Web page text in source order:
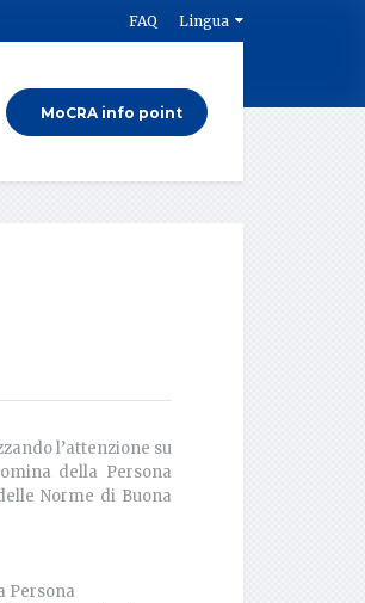
FAQ Lingua
MoCRA info point
l’attenzione su
della Persona
Norme di Buona
Persona